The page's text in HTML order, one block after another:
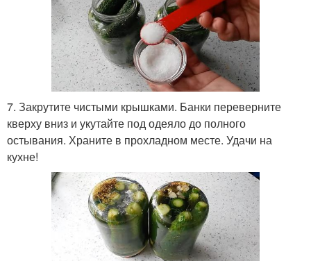
7. Закрутите чистыми крышками. Банки переверните
кверху вниз и укутайте под одеяло до полного
остывания. Храните в прохладном месте. Удачи на
кухне!